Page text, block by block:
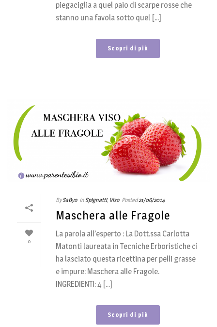
piegaciglia a quel paio di scarpe rosse che
stanno una favola sotto quel [...]
Scopri di più
0
BySaByo InSpignatti, Viso Posted21/06/2014
Maschera alle Fragole
La parola all’esperto : La Dott.ssa Carlotta
Matonti laureata in Tecniche Erboristiche ci
ha lasciato questa ricettina per pelli grasse
e impure: Maschera alle Fragole.
INGREDIENTI: 4 [...]
Scopri di più